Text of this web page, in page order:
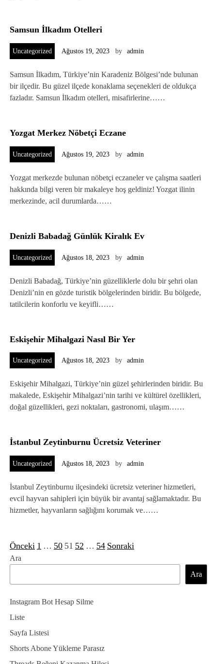
Samsun İlkadım Otelleri
Uncategorized Ağustos 19, 2023 by admin
Samsun İlkadım, Türkiye’nin Karadeniz Bölgesi’nde bulunan
bir ilçedir. Bu güzel ilçede konaklama seçenekleri de oldukça
fazladır. Samsun İlkadım otelleri, misafirlerine……
Yozgat Merkez Nöbetçi Eczane
Uncategorized Ağustos 19, 2023 by admin
Yozgat merkezde bulunan nöbetçi eczaneler ve çalışma saatleri
hakkında bilgi veren bir makaleye hoş geldiniz! Yozgat ilinin
merkezinde, acil durumlarda……
Denizli Babadağ Günlük Kiralık Ev
Uncategorized Ağustos 18, 2023 by admin
Denizli Babadağ, Türkiye’nin güzelliklerle dolu bir şehri olan
Denizli’nin en gözde turistik bölgelerinden biridir. Bu bölgede,
tatilcilerin konforlu ve keyifli……
Eskişehir Mihalgazi Nasıl Bir Yer
Uncategorized Ağustos 18, 2023 by admin
Eskişehir Mihalgazi, Türkiye’nin güzel şehirlerinden biridir. Bu
makalede, Eskişehir Mihalgazi’nin tarihi ve kültürel özellikleri,
doğal güzellikleri, gezi noktaları, gastronomi, ulaşım……
İstanbul Zeytinburnu Ücretsiz Veteriner
Uncategorized Ağustos 18, 2023 by admin
İstanbul Zeytinburnu ilçesindeki ücretsiz veteriner hizmetleri,
evcil hayvan sahipleri için büyük bir avantaj sağlamaktadır. Bu
hizmetler, hayvanların sağlığını korumak ve……
Y
a
z
ı
s
a
y
Önceki 1 … 50 51 52 … 54 Sonraki
Ara
Ara
Instagram Bot Hesap Silme
Liste
Sayfa Listesi
Shorts Abone Yükleme Parasız